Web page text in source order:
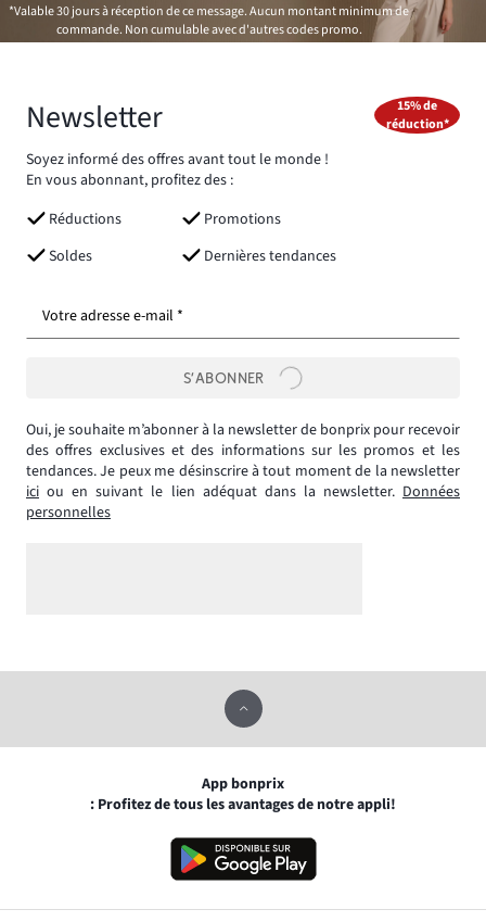
*Valable 30 jours à réception de ce message. Aucun montant minimum de
commande. Non cumulable avec d'autres codes promo.
Newsletter
Soyez informé des offres avant tout le monde !
En vous abonnant, profitez des :
Réductions
Promotions
Soldes
Dernières tendances
15% de
réduction*
Votre adresse e-mail *
S’ABONNER
Oui, je souhaite m’abonner à la newsletter de bonprix pour recevoir
des offres exclusives et des informations sur les promos et les
tendances. Je peux me désinscrire à tout moment de la newsletter
ici ou en suivant le lien adéquat dans la newsletter. Données
personnelles
App bonprix
: Profitez de tous les avantages de notre appli!